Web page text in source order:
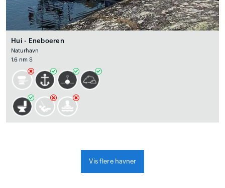
Hui - Eneboeren
Naturhavn
1.6 nm S
Vis flere havner